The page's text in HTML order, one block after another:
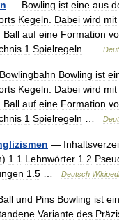
— Bowling ist eine aus
Kegeln Dabei wird mit
Ball auf eine Formation
1 Spielregeln
Bowlingbahn Bowling ist
Kegeln Dabei wird mit
Ball auf eine Formation
1 Spielregeln
—
) 1 1 Lehnwörter 1 2
1 5 Deutsch
und Pins Bowling ist
Variante des